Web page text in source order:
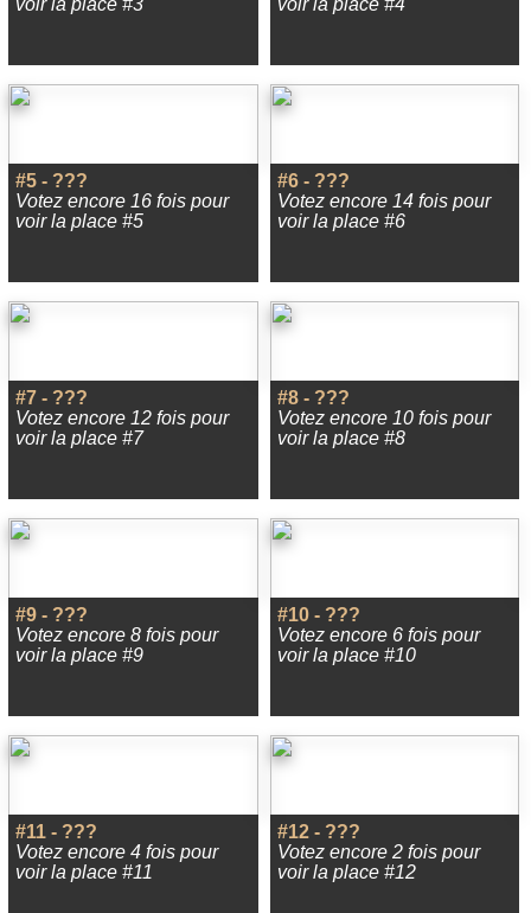
voir la place #3 voir la place #4
#5 - ???
Votez encore 16 fois pour
voir la place #5
#6 - ???
Votez encore 14 fois pour
voir la place #6
#7 - ???
Votez encore 12 fois pour
voir la place #7
#8 - ???
Votez encore 10 fois pour
voir la place #8
#9 - ???
Votez encore 8 fois pour
voir la place #9
#10 - ???
Votez encore 6 fois pour
voir la place #10
#11 - ???
Votez encore 4 fois pour
voir la place #11
#12 - ???
Votez encore 2 fois pour
voir la place #12